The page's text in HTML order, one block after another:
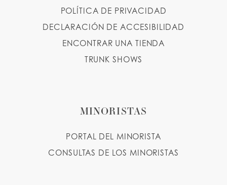
POLÍTICA DE PRIVACIDAD
DECLARACIÓN DE ACCESIBILIDAD
ENCONTRAR UNA TIENDA
TRUNK SHOWS
MINORISTAS
PORTAL DEL MINORISTA
CONSULTAS DE LOS MINORISTAS